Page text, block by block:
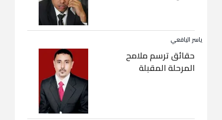
ياسر اليافعي
حقائق ترسم ملامح
المرحلة المقبلة